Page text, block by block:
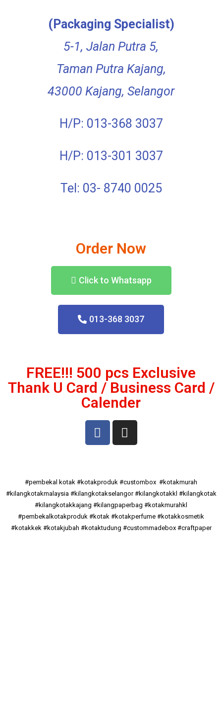
(Packaging Specialist)
5-1, Jalan Putra 5,
Taman Putra Kajang,
43000 Kajang, Selangor
H/P: 013-368 3037
H/P: 013-301 3037
Tel: 03- 8740 0025
Order Now
Click to Whatsapp
013-368 3037
FREE!!! 500 pcs Exclusive
Thank U Card / Business Card /
Calender
#pembekal kotak #kotakproduk #custombox #kotakmurah
#kilangkotakmalaysia #kilangkotakselangor #kilangkotakkl #kilangkotak
#kilangkotakkajang #kilangpaperbag #kotakmurahkl
#pembekalkotakproduk #kotak #kotakperfume #kotakkosmetik
#kotakkek #kotakjubah #kotaktudung #custommadebox #craftpaper